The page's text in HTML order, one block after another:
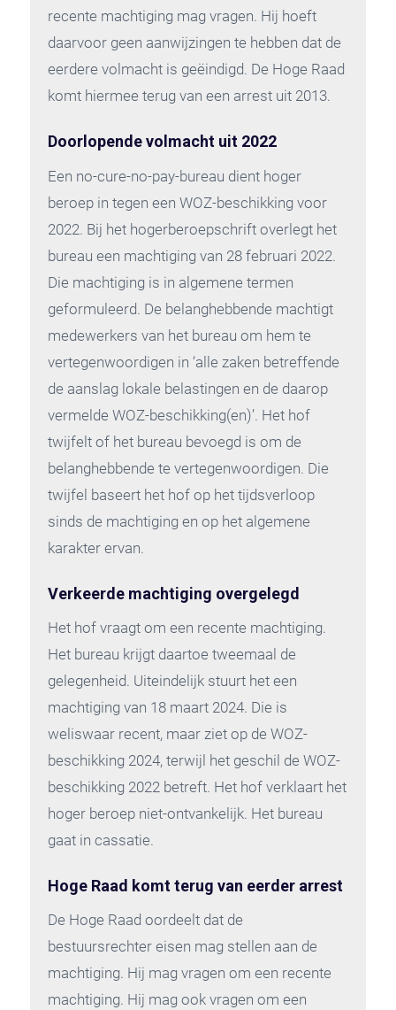
recente machtiging mag vragen. Hij hoeft
daarvoor geen aanwijzingen te hebben dat de
eerdere volmacht is geëindigd. De Hoge Raad
komt hiermee terug van een arrest uit 2013.
Doorlopende volmacht uit 2022
Een no-cure-no-pay-bureau dient hoger
beroep in tegen een WOZ-beschikking voor
2022. Bij het hogerberoepschrift overlegt het
bureau een machtiging van 28 februari 2022.
Die machtiging is in algemene termen
geformuleerd. De belanghebbende machtigt
medewerkers van het bureau om hem te
vertegenwoordigen in ‘alle zaken betreffende
de aanslag lokale belastingen en de daarop
vermelde WOZ-beschikking(en)’. Het hof
twijfelt of het bureau bevoegd is om de
belanghebbende te vertegenwoordigen. Die
twijfel baseert het hof op het tijdsverloop
sinds de machtiging en op het algemene
karakter ervan.
Verkeerde machtiging overgelegd
Het hof vraagt om een recente machtiging.
Het bureau krijgt daartoe tweemaal de
gelegenheid. Uiteindelijk stuurt het een
machtiging van 18 maart 2024. Die is
weliswaar recent, maar ziet op de WOZ-
beschikking 2024, terwijl het geschil de WOZ-
beschikking 2022 betreft. Het hof verklaart het
hoger beroep niet-ontvankelijk. Het bureau
gaat in cassatie.
Hoge Raad komt terug van eerder arrest
De Hoge Raad oordeelt dat de
bestuursrechter eisen mag stellen aan de
machtiging. Hij mag vragen om een recente
machtiging. Hij mag ook vragen om een